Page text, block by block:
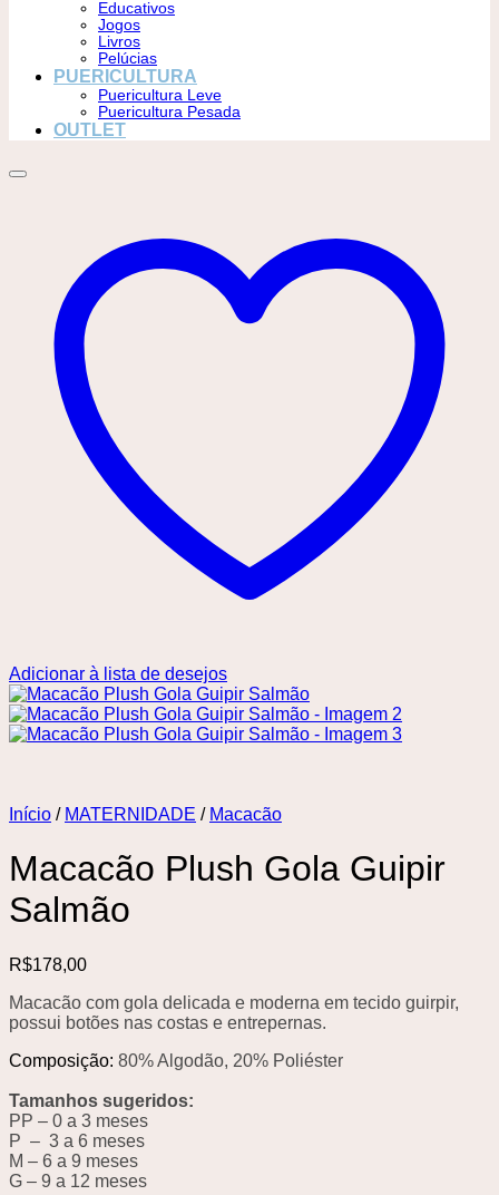
Educativos
Jogos
Livros
Pelúcias
PUERICULTURA
Puericultura Leve
Puericultura Pesada
OUTLET
Adicionar à lista de desejos
Início / MATERNIDADE / Macacão
Macacão Plush Gola Guipir
Salmão
R$178,00
Macacão com gola delicada e moderna em tecido guirpir,
possui botões nas costas e entrepernas.
Composição: 80% Algodão, 20% Poliéster
Tamanhos sugeridos:
PP – 0 a 3 meses
P – 3 a 6 meses
M – 6 a 9 meses
G – 9 a 12 meses